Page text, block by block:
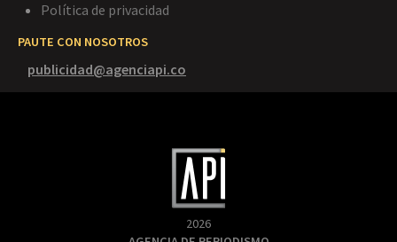
Política de privacidad
PAUTE CON NOSOTROS
publicidad@agenciapi.co
2026